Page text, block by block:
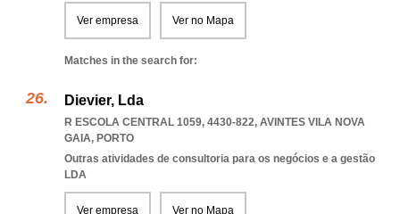
Ver empresa Ver no Mapa
Matches in the search for:
Dievier, Lda
R ESCOLA CENTRAL 1059, 4430-822, AVINTES VILA NOVA
GAIA, PORTO
Outras atividades de consultoria para os negócios e a gestão
LDA
Ver empresa Ver no Mapa